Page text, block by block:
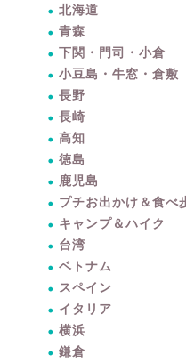
北海道
青森
下関・門司・小倉
小豆島・牛窓・倉敷
長野
長崎
高知
徳島
鹿児島
プチお出かけ＆食べ
キャンプ＆ハイク
台湾
ベトナム
スペイン
イタリア
横浜
鎌倉